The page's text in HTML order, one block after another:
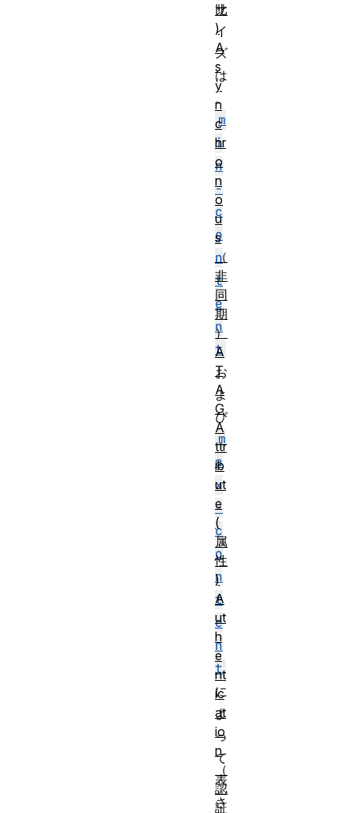
サ
イ
ズ
は
、
m
i
n
-
c
o
n
t
e
n
t
お
よ
び
m
a
x
-
c
o
n
t
e
n
t
に
よ
っ
て
表
さ
比
)
A
s
y
n
c
hr
o
n
o
u
s
（
非
同
期
）
A
T
A
G
A
ttr
ib
ut
e
(
属
性
)
A
ut
h
e
nt
ic
at
io
n
（
認
証